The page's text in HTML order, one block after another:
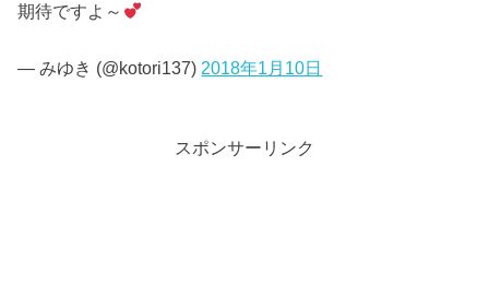
期待ですよ～
— みゆき (@kotori137) 2018年1月10日
スポンサーリンク